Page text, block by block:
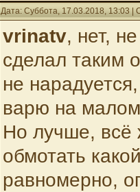
Дата: Суббота, 17.03.2018, 13:03
vrinatv, нет,
сделал таким
не
варю на
Но лучше, всё
обмотать
равномерно,